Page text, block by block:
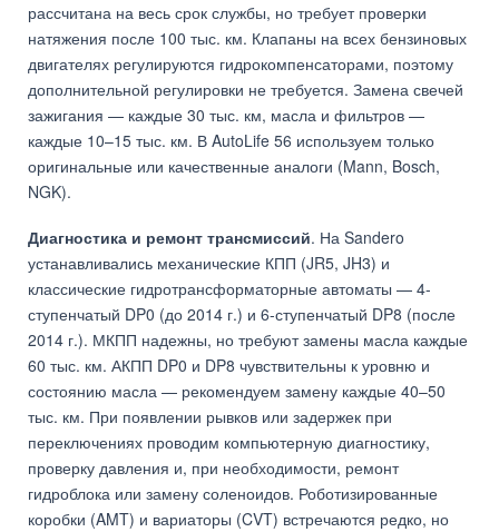
рассчитана на весь срок службы, но требует проверки
натяжения после 100 тыс. км. Клапаны на всех бензиновых
двигателях регулируются гидрокомпенсаторами, поэтому
дополнительной регулировки не требуется. Замена свечей
зажигания — каждые 30 тыс. км, масла и фильтров —
каждые 10–15 тыс. км. В AutoLife 56 используем только
оригинальные или качественные аналоги (Mann, Bosch,
NGK).
Диагностика и ремонт трансмиссий. На Sandero
устанавливались механические КПП (JR5, JH3) и
классические гидротрансформаторные автоматы — 4-
ступенчатый DP0 (до 2014 г.) и 6-ступенчатый DP8 (после
2014 г.). МКПП надежны, но требуют замены масла каждые
60 тыс. км. АКПП DP0 и DP8 чувствительны к уровню и
состоянию масла — рекомендуем замену каждые 40–50
тыс. км. При появлении рывков или задержек при
переключениях проводим компьютерную диагностику,
проверку давления и, при необходимости, ремонт
гидроблока или замену соленоидов. Роботизированные
коробки (AMT) и вариаторы (CVT) встречаются редко, но